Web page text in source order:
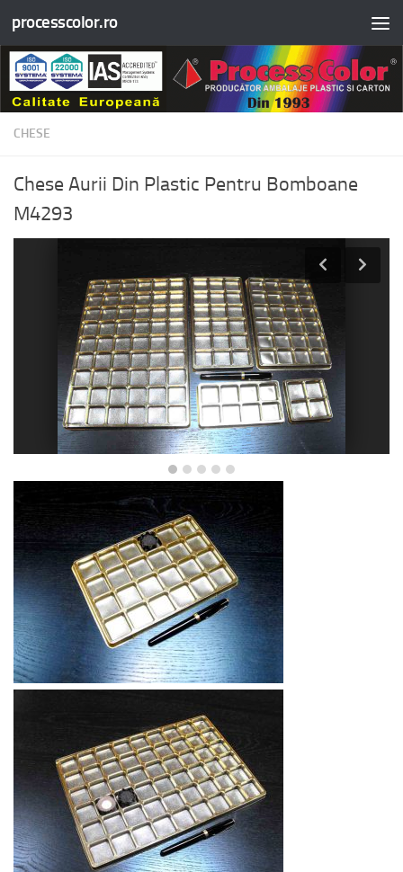
Skip to content
processcolor.ro
CHESE
Chese Aurii Din Plastic Pentru Bomboane
M4293